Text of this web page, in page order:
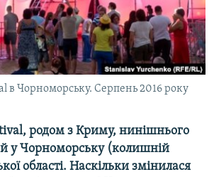
КРИМУ
в Чорноморську. Серпень 2016 року
родом з Криму, нинішнього
у Чорноморську (колишній
області. Наскільки змінилася